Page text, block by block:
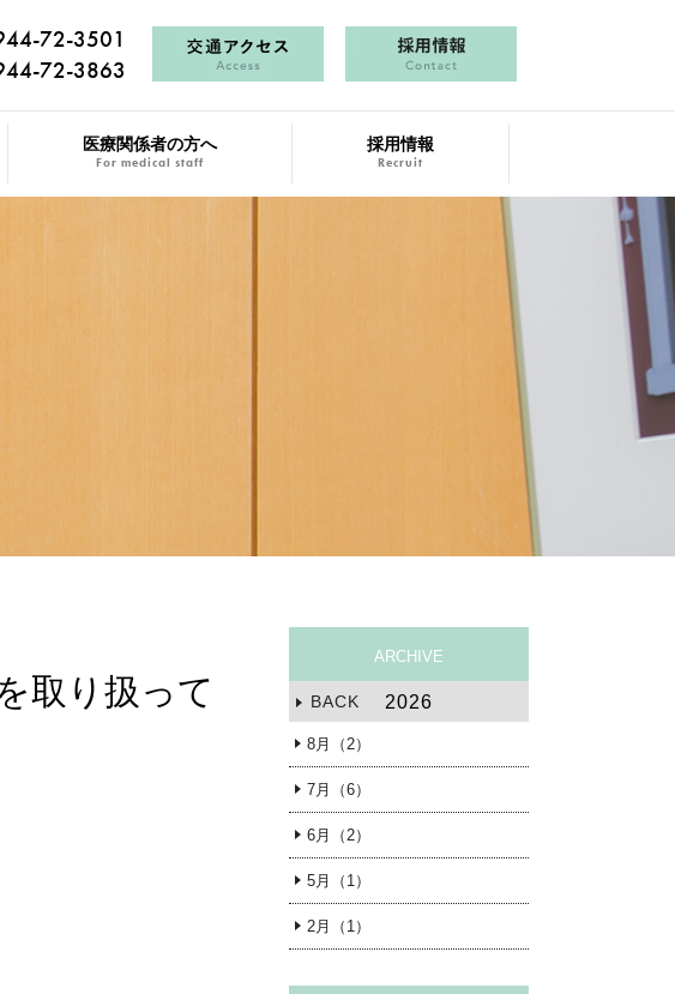
72-3501
72-3863
医療関係者の方へ
For medical staff
採用情報
Recruit
取り扱って
ARCHIVE
BACK 2026
8月（2）
7月（6）
6月（2）
5月（1）
2月（1）